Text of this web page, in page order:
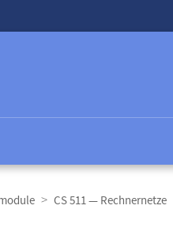
CS 511 — Rechnernetze